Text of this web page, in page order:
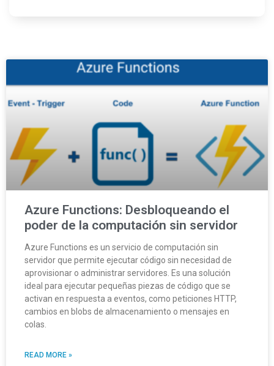
Azure Functions: Desbloqueando el
poder de la computación sin servidor
Azure Functions es un servicio de computación sin
servidor que permite ejecutar código sin necesidad de
aprovisionar o administrar servidores. Es una solución
ideal para ejecutar pequeñas piezas de código que se
activan en respuesta a eventos, como peticiones HTTP,
cambios en blobs de almacenamiento o mensajes en
colas.
READ MORE »